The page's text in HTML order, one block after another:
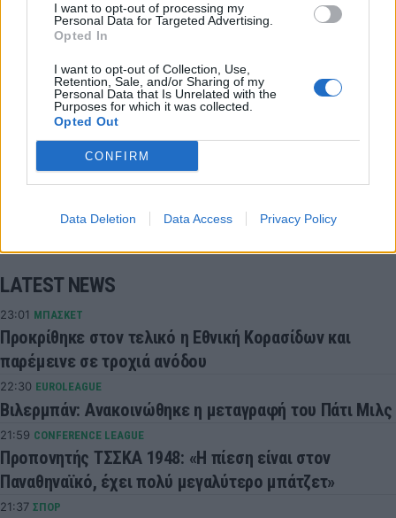
I want to opt-out of processing my
Personal Data for Targeted Advertising.
Opted In
I want to opt-out of Collection, Use,
Retention, Sale, and/or Sharing of my
Personal Data that Is Unrelated with the
Purposes for which it was collected.
Opted Out
CONFIRM
Data Deletion Data Access Privacy Policy
Super League Σούπερ Λίγκα
COMMENTS
Συνδεθείτε για να σχολιάσετε
LATEST NEWS
23:01 ΜΠΑΣΚΕΤ
Προκρίθηκε στον τελικό η Eθνική Κορασίδων και
παρέμεινε σε τροχιά ανόδου
22:30 EUROLEAGUE
Βιλερμπάν: Ανακοινώθηκε η μεταγραφή του Πάτι Μιλς
21:59 CONFERENCE LEAGUE
Προπονητής ΤΣΣΚΑ 1948: «Η πίεση είναι στον
Παναθηναϊκό, έχει πολύ μεγαλύτερο μπάτζετ»
21:37 ΣΠΟΡ